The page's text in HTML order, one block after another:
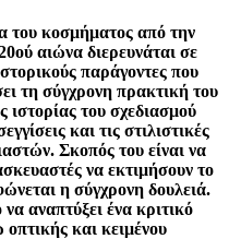
του κοσμήματος από την
αιώνα διερευνάται σε
παράγοντες που
τη σύγχρονη πρακτική του
του σχεδιασμού
και τις στιλιστικές
Σκοπός του είναι να
να εκτιμήσουν το
η σύγχρονη δουλειά.
αναπτύξει ένα κριτικό
οπτικής και κειμένου